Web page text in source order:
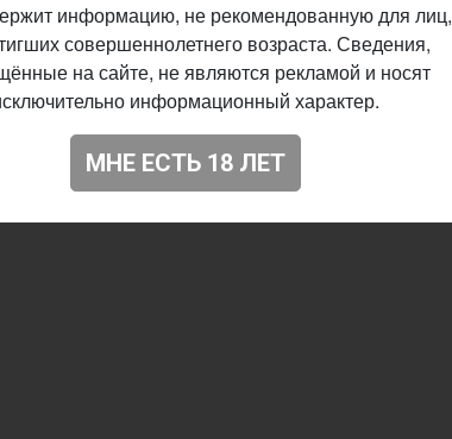
информацию, не рекомендованную для лиц,
совершеннолетнего возраста. Сведения,
на сайте, не являются рекламой и носят
информационный характер.
МНЕ ЕСТЬ 18 ЛЕТ